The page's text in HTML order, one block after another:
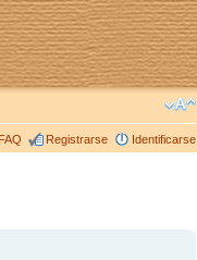
FAQ Registrarse Identificarse